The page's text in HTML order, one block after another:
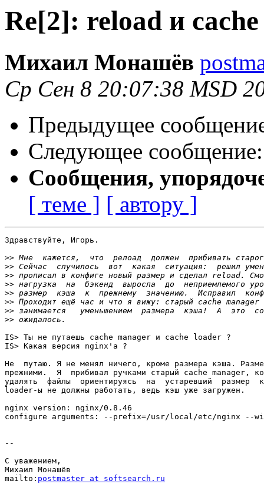
Re[2]: reload и
Михаил Монашёв
Ср Сен 8 20:07:38 MSD
Предыдущее
Следующее
Сообщения,
[ теме ] [ автору ]
Здравствуйте, Игорь.
>>
>>
>>
>>
>>
>>
>>
>>
IS> Ты не путаешь cache manager и cache loader ?
IS> Какая версия nginx'а ?
Не  путаю. Я не менял ничего, кроме размера кэша.
прежними.  Я  прибивал ручками старый cache manager,
удалять  файлы  ориентируясь  на  устаревший  размер
loader-ы не должны работать, ведь кэш уже загружен.
nginx version: nginx/0.8.46
configure arguments: --prefix=/usr/local/etc/nginx --
--
С уважением,
Михаил Монашёв
mailto: postmaster at softsearch.ru